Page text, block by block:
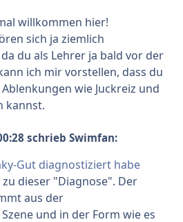
willkommen hier!
sich ja ziemlich
du als Lehrer ja bald vor der
ich mir vorstellen, dass du
wie Juckreiz und
kannst.
schrieb Swimfan:
Gut diagnostiziert habe
dieser "Diagnose". Der
aus der
und in der Form wie es